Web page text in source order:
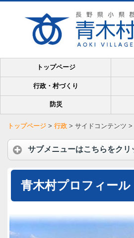
トップページ
行政・村づくり
防災
トップページ > 行政 > サイドコンテンツ >
サブメニューはこちらをクリ
青木村プロフィール